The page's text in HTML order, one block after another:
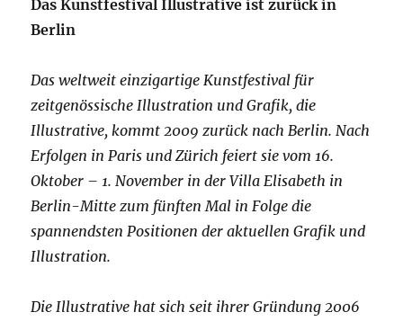
Das Kunstfestival Illustrative ist zurück in
Berlin
Das weltweit einzigartige Kunstfestival für
zeitgenössische Illustration und Grafik, die
Illustrative, kommt 2009 zurück nach Berlin. Nach
Erfolgen in Paris und Zürich feiert sie vom 16.
Oktober – 1. November in der Villa Elisabeth in
Berlin-Mitte zum fünften Mal in Folge die
spannendsten Positionen der aktuellen Grafik und
Illustration.
Die Illustrative hat sich seit ihrer Gründung 2006